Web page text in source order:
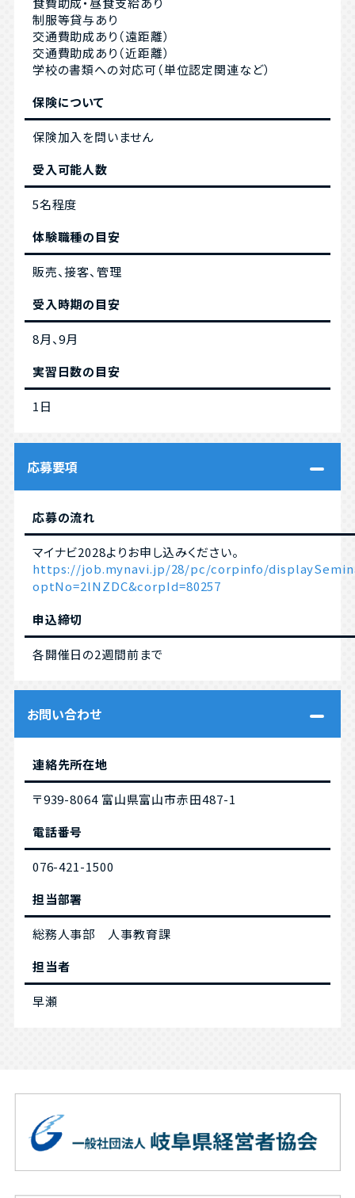
制服等貸与あり
交通費助成あり（遠距離）
交通費助成あり（近距離）
学校の書類への対応可（単位認定関連など）
保険について
保険加入を問いません
受入可能人数
5名程度
体験職種の目安
販売、接客、管理
受入時期の目安
8月、9月
実習日数の目安
1日
応募要項
応募の流れ
マイナビ2028よりお申し込みください。
https://job.mynavi.jp/28/pc/corpinfo/
optNo=2lNZDC&corpId=80257
申込締切
各開催日の2週間前まで
お問い合わせ
連絡先所在地
〒939-8064 富山県富山市赤田487-1
電話番号
076-421-1500
担当部署
総務人事部 人事教育課
担当者
早瀬